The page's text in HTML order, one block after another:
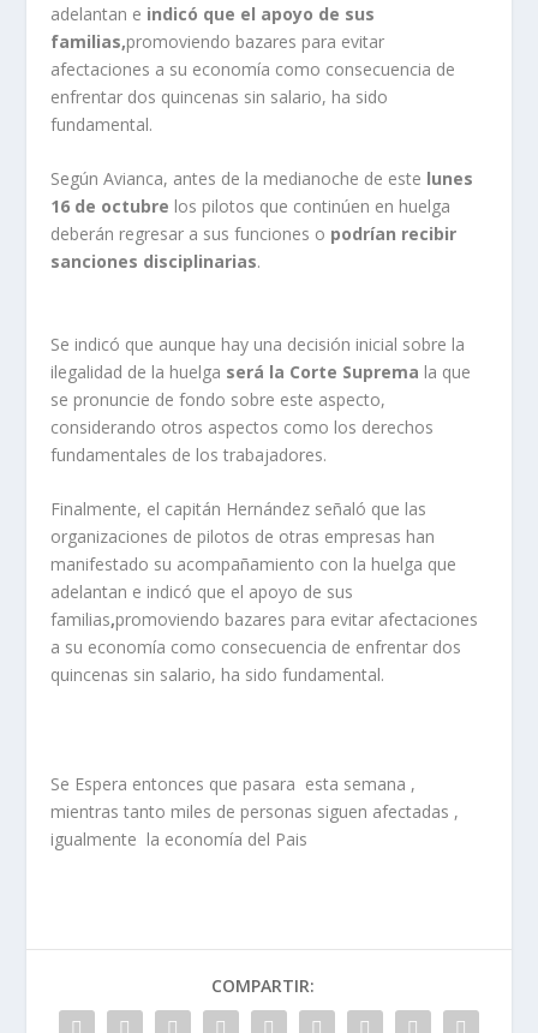
adelantan e indicó que el apoyo de sus
familias,promoviendo bazares para evitar
afectaciones a su economía como consecuencia de
enfrentar dos quincenas sin salario, ha sido
fundamental.
Según Avianca, antes de la medianoche de este lunes
16 de octubre los pilotos que continúen en huelga
deberán regresar a sus funciones o podrían recibir
sanciones disciplinarias.
Se indicó que aunque hay una decisión inicial sobre la
ilegalidad de la huelga será la Corte Suprema la que
se pronuncie de fondo sobre este aspecto,
considerando otros aspectos como los derechos
fundamentales de los trabajadores.
Finalmente, el capitán Hernández señaló que las
organizaciones de pilotos de otras empresas han
manifestado su acompañamiento con la huelga que
adelantan e indicó que el apoyo de sus
familias,promoviendo bazares para evitar afectaciones
a su economía como consecuencia de enfrentar dos
quincenas sin salario, ha sido fundamental.
Se Espera entonces que pasara esta semana ,
mientras tanto miles de personas siguen afectadas ,
igualmente la economía del Pais
COMPARTIR: